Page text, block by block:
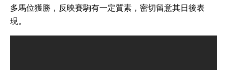
多馬位獲勝，反映賽駒有一定質素，密切留意其日後表
現。